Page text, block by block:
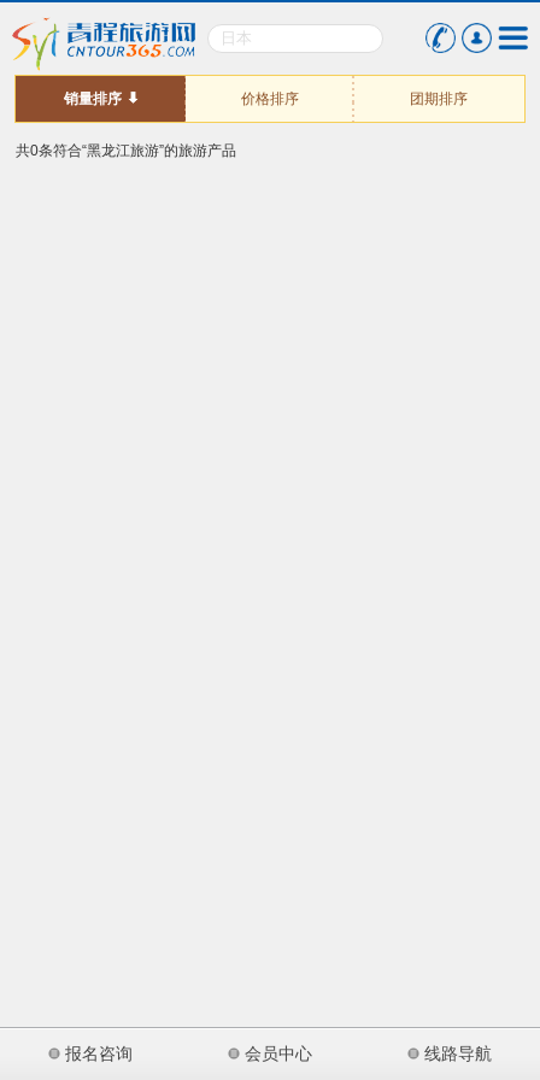
销量排序 价格排序 团期排序
共0条符合“黑龙江旅游”的旅游产品
报名咨询 会员中心 线路导航